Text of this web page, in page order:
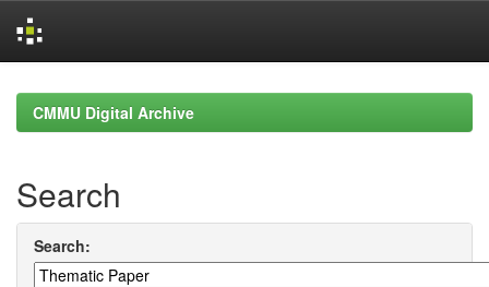
navigationCMMU Digital Archive
Search
Search: